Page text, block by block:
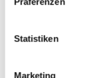
Statistiken
Marketing
Chor-,